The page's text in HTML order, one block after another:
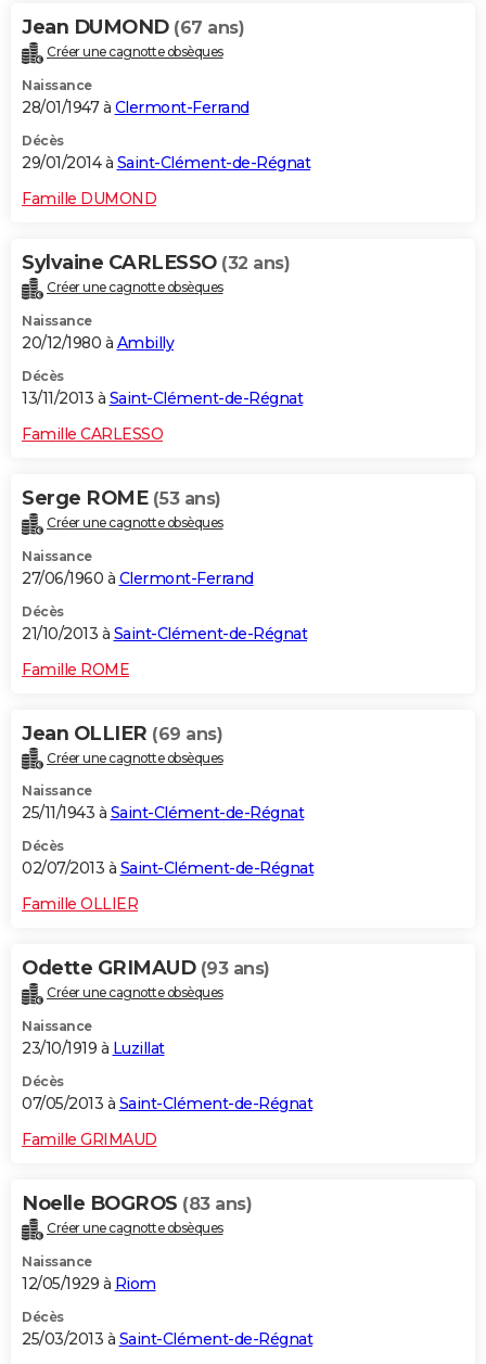
Jean DUMOND (67 ans)
Créer une cagnotte obsèques
Naissance
28/01/1947 à Clermont-Ferrand
Décès
29/01/2014 à Saint-Clément-de-Régnat
Famille DUMOND
Sylvaine CARLESSO (32 ans)
Créer une cagnotte obsèques
Naissance
20/12/1980 à Ambilly
Décès
13/11/2013 à Saint-Clément-de-Régnat
Famille CARLESSO
Serge ROME (53 ans)
Créer une cagnotte obsèques
Naissance
27/06/1960 à Clermont-Ferrand
Décès
21/10/2013 à Saint-Clément-de-Régnat
Famille ROME
Jean OLLIER (69 ans)
Créer une cagnotte obsèques
Naissance
25/11/1943 à Saint-Clément-de-Régnat
Décès
02/07/2013 à Saint-Clément-de-Régnat
Famille OLLIER
Odette GRIMAUD (93 ans)
Créer une cagnotte obsèques
Naissance
23/10/1919 à Luzillat
Décès
07/05/2013 à Saint-Clément-de-Régnat
Famille GRIMAUD
Noelle BOGROS (83 ans)
Créer une cagnotte obsèques
Naissance
12/05/1929 à Riom
Décès
25/03/2013 à Saint-Clément-de-Régnat